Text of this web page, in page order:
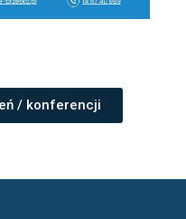
/ konferencji